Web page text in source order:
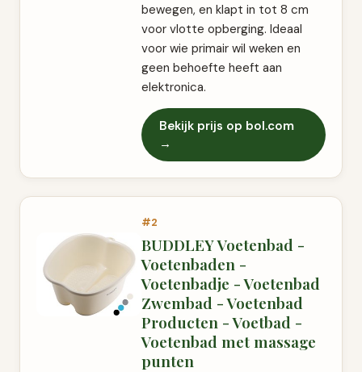
bewegen, en klapt in tot 8 cm
voor vlotte opberging. Ideaal
voor wie primair wil weken en
geen behoefte heeft aan
elektronica.
Bekijk prijs op bol.com
→
#2
BUDDLEY Voetenbad -
Voetenbaden -
Voetenbadje - Voetenbad
Zwembad - Voetenbad
Producten - Voetbad -
Voetenbad met massage
punten